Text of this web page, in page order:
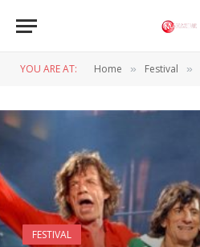
YOU ARE AT: Home » Festival »
FESTIVAL